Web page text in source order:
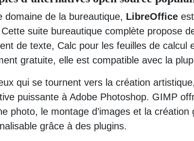
domaine de la bureautique, LibreOffice
suite bureautique complète propose
de texte, Calc pour les feuilles de calcul
gratuite, elle est compatible avec la
qui se tournent vers la création artistique,
puissante à Adobe Photoshop. GIMP
photo, le montage d’images et la
grâce à des plugins.